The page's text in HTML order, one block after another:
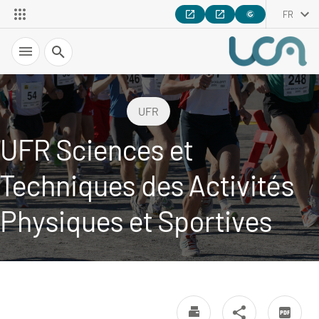
FR
Recherche
UFR
UFR Sciences et
Techniques des Activités
Physiques et Sportives